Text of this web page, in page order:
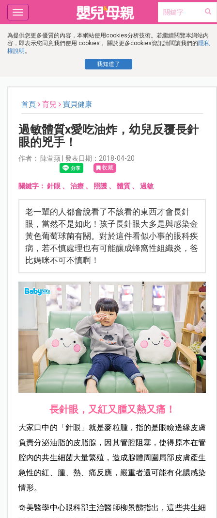
為提供您更多優質的內容，本網站使用cookies分析技術。若繼續閱覽本網站內
容，即表示您同意我們使用 cookies， 關於更多cookies資訊請閱讀我們的隱私
權說明 。
我知道了
Toggle
navigation
首頁 育兒 寶貝健康
過敏體質x愛吃油炸，幼兒反覆長針
眼的兇手！
作者： 陳萱蘋 | 發表日期：2018-04-20
收藏
關鍵字： 針眼、 治療、 照護、 體質、 過敏
老一輩的人都會說看了不該看的東西才會長針
眼，當然不是如此！孩子長針眼大多是與感染金
黃色葡萄球菌有關。對於這件看似小事的眼科疾
病，若不慎處理也有可能釀成蜂窩性組織炎，爸
比媽咪不可不慎啊！
長針眼，又紅又腫又熱又痛！
大家口中的「針眼」就是麥粒腫，指的是眼瞼邊緣皮膚
負責分泌油脂的皮脂腺，因其管腔阻塞，使得原本在管
腔內的共生細菌大量繁殖，造成腺體周圍局部皮膚產生
急性的紅、腫、熱、痛反應，嚴重者還可能有化膿感染
情形。
奇美醫學中心眼科部主治醫師柳景豑指出，這些共生細